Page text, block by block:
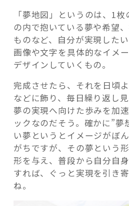
「夢地図」というのは、1
の内で抱いている夢や希望
ものなど、自分が実現した
画像や文字を具体的なイメ
デザインしていくもの。
完成させたら、それを日頃
などに飾り、毎日繰り返し
夢の実現へ向けた歩みを加
ックなのだそう。確かに”夢
い夢というとイメージがぼ
がちですが、その夢という
形を与え、普段から自分自
すれば、ぐっと実現を引き
ね。